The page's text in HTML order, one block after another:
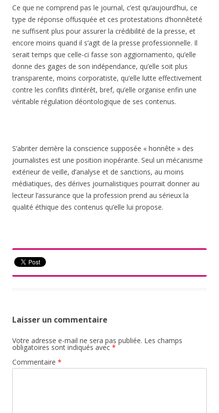
Ce que ne comprend pas le journal, c’est qu’aujourd’hui, ce
type de réponse offusquée et ces protestations d’honnêteté
ne suffisent plus pour assurer la crédibilité de la presse, et
encore moins quand il s’agit de la presse professionnelle. Il
serait temps que celle-ci fasse son aggiornamento, qu’elle
donne des gages de son indépendance, qu’elle soit plus
transparente, moins corporatiste, qu’elle lutte effectivement
contre les conflits d’intérêt, bref, qu’elle organise enfin une
véritable régulation déontologique de ses contenus.
S’abriter derrière la conscience supposée « honnête » des
journalistes est une position inopérante. Seul un mécanisme
extérieur de veille, d’analyse et de sanctions, au moins
médiatiques, des dérives journalistiques pourrait donner au
lecteur l’assurance que la profession prend au sérieux la
qualité éthique des contenus qu’elle lui propose.
Laisser un commentaire
Votre adresse e-mail ne sera pas publiée. Les champs
obligatoires sont indiqués avec *
Commentaire *